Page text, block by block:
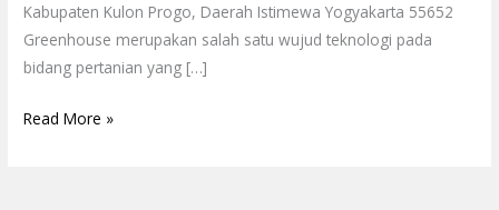
Kabupaten Kulon Progo, Daerah Istimewa Yogyakarta 55652
Greenhouse merupakan salah satu wujud teknologi pada
bidang pertanian yang […]
Read More »